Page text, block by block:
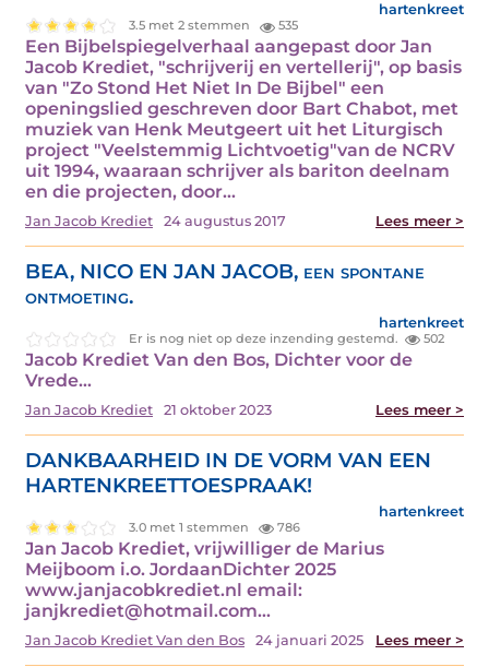
hartenkreet
3.5 met 2 stemmen 535
Een Bijbelspiegelverhaal aangepast door Jan
Jacob Krediet, "schrijverij en vertellerij", op basis
van "Zo Stond Het Niet In De Bijbel" een
openingslied geschreven door Bart Chabot, met
muziek van Henk Meutgeert uit het Liturgisch
project "Veelstemmig Lichtvoetig"van de NCRV
uit 1994, waaraan schrijver als bariton deelnam
en die projecten, door…
Jan Jacob Krediet 24 augustus 2017 Lees meer >
BEA, NICO EN JAN JACOB, een spontane
ontmoeting.
hartenkreet
Er is nog niet op deze inzending gestemd. 502
Jacob Krediet Van den Bos, Dichter voor de
Vrede…
Jan Jacob Krediet 21 oktober 2023 Lees meer >
DANKBAARHEID IN DE VORM VAN EEN
HARTENKREETTOESPRAAK!
hartenkreet
3.0 met 1 stemmen 786
Jan Jacob Krediet, vrijwilliger de Marius
Meijboom i.o. JordaanDichter 2025
www.janjacobkrediet.nl email:
janjkrediet@hotmail.com…
Jan Jacob Krediet Van den Bos 24 januari 2025 Lees meer >